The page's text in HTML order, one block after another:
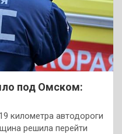
под Омском:
километра автодороги
решила перейти